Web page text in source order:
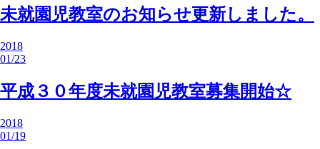
未就園児教室のお知らせ更新しました。
2018
01/23
平成３０年度未就園児教室募集開始☆
2018
01/19